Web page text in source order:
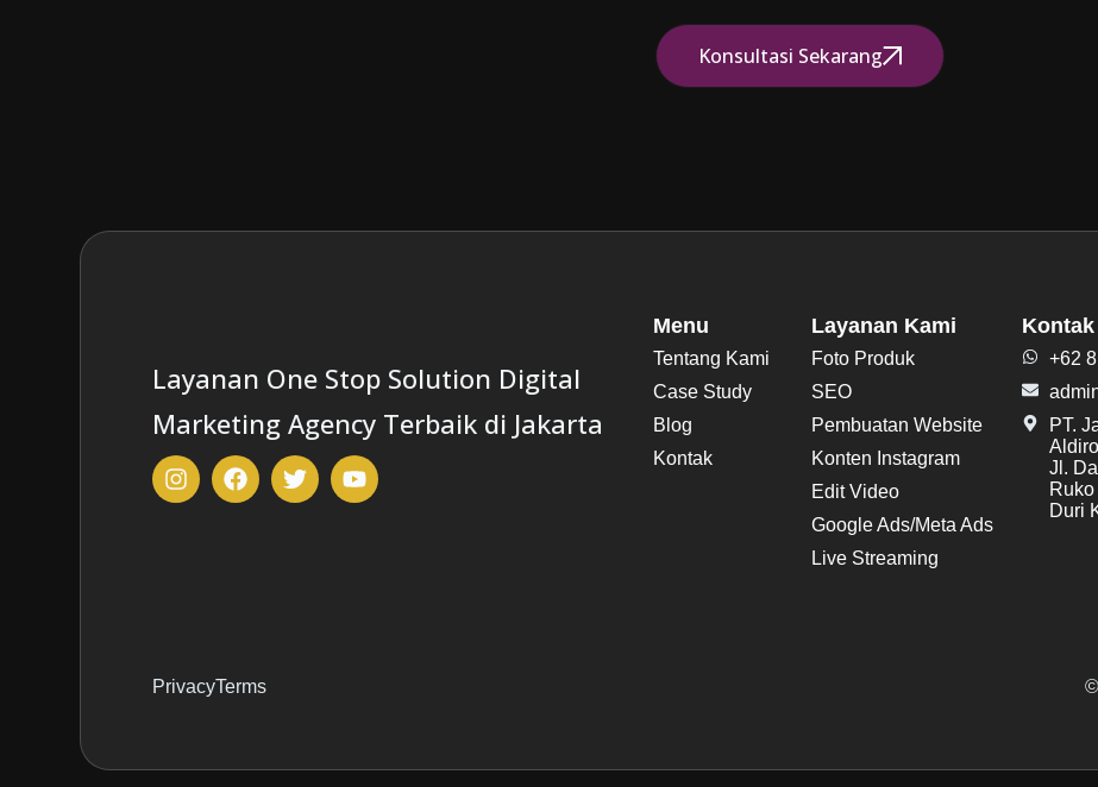
Konsultasi Sekarang
Layanan One Stop Solution Digital
Marketing Agency Terbaik di Jakarta
Menu
Tentang Kami
Case Study
Blog
Kontak
Layanan Kami
Foto Produk
SEO
Pembuatan Website
Konten Instagram
Edit Video
Google Ads/Meta Ads
Live Streaming
Kontak
+62
PT.
Jl.
Duri
PrivacyTerms